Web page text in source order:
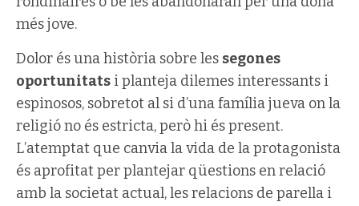
més jove.
Dolor és una història sobre les segones
oportunitats i planteja dilemes interessants i
espinosos, sobretot al si d’una família jueva on la
religió no és estricta, però hi és present.
L’atemptat que canvia la vida de la protagonista
és aprofitat per plantejar qüestions en relació
amb la societat actual, les relacions de parella i